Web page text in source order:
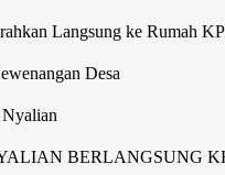
Langsung ke Rumah
Desa
BERLANGSUNG